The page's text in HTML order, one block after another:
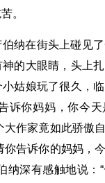
。
纳在街头上碰见
的大眼睛，头上
姑娘玩了很久，
诉你妈妈，你今
大作家竟如此骄傲
你告诉你的妈妈，
纳深有感触地说：